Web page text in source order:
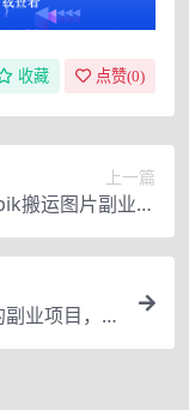
收藏 点赞(0)
上一篇
搬运图片副业项
每月净赚500美刀
业项目，